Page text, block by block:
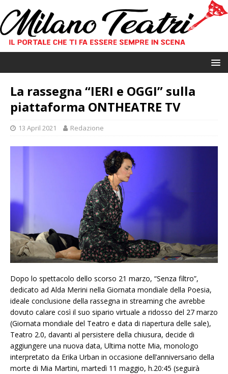
La rassegna “IERI e OGGI” sulla
piattaforma ONTHEATRE TV
13 April 2021 Redazione
Dopo lo spettacolo dello scorso 21 marzo, “Senza filtro”,
dedicato ad Alda Merini nella Giornata mondiale della Poesia,
ideale conclusione della rassegna in streaming che avrebbe
dovuto calare così il suo sipario virtuale a ridosso del 27 marzo
(Giornata mondiale del Teatro e data di riapertura delle sale),
Teatro 2.0, davanti al persistere della chiusura, decide di
aggiungere una nuova data, Ultima notte Mia, monologo
interpretato da Erika Urban in occasione dell’anniversario della
morte di Mia Martini, martedì 11 maggio, h.20:45 (seguirà